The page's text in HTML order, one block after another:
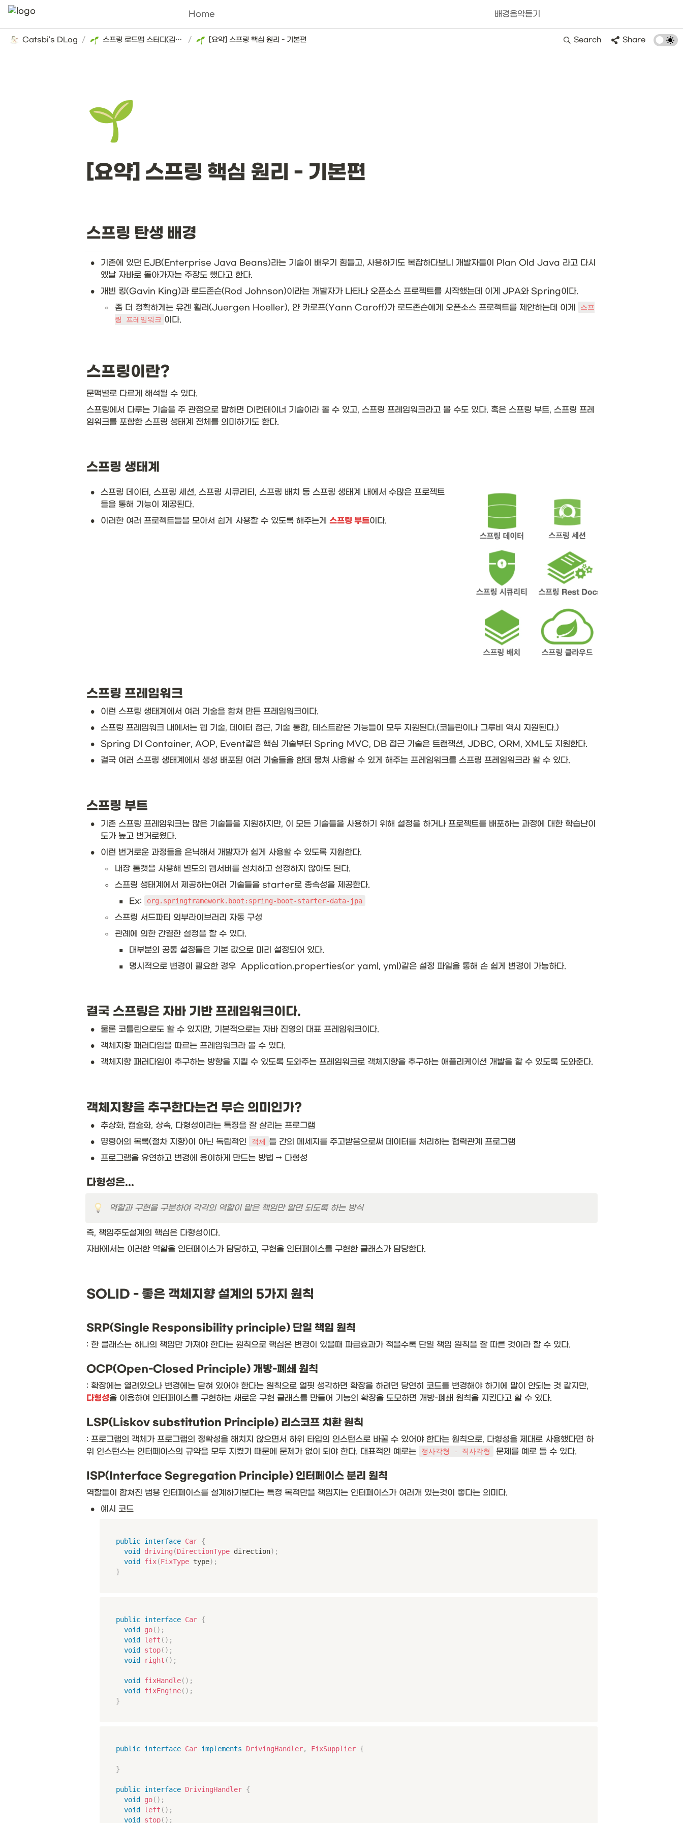
Home 배경음악듣기
Catsbi's DLog / 스프링 로드맵 스터디(김영한) / [요약] 스프링 핵심 원리 - 기본편 Search Share
🌱
[요약] 스프링 핵심 원리 - 기본편
스프링 탄생 배경
•
기존에 있던 EJB(Enterprise Java Beans)라는 기술이 배우기 힘들고, 사용하기도 복잡하다보니 개발자들이 Plan Old Java 라고 다시
옜날 자바로 돌아가자는 주장도 했다고 한다.
• 개빈 킹(Gavin King)과 로드존슨(Rod Johnson)이라는 개발자가 나타나 오픈소스 프로젝트를 시작했는데 이게 JPA와 Spring이다.
◦ 좀 더 정확하게는 유겐 휠러(Juergen Hoeller), 얀 카로프(Yann Caroff)가 로드존슨에게 오픈소스 프로젝트를 제안하는데 이게
스프
링 프레임워크 이다.
스프링이란?
문맥별로 다르게 해석될 수 있다.
스프링에서 다루는 기술을 주 관점으로 말하면 DI컨테이너 기술이라 볼 수 있고, 스프링 프레임워크라고 볼 수도 있다. 혹은 스프링 부트, 스프링 프레
임워크를 포함한 스프링 생태계 전체를 의미하기도 한다.
스프링 생태계
•
스프링 데이터, 스프링 세션, 스프링 시큐리티, 스프링 배치 등 스프링 생태계 내에서 수많은 프로젝트
들을 통해 기능이 제공된다.
• 이러한 여러 프로젝트들을 모아서 쉽게 사용할 수 있도록 해주는게 스프링 부트이다.
스프링 프레임워크
• 이런 스프링 생태계에서 여러 기술을 합쳐 만든 프레임워크이다.
• 스프링 프레임워크 내에서는 웹 기술, 데이터 접근, 기술 통합, 테스트같은 기능들이 모두 지원된다.(코틀린이나 그루비 역시 지원된다.)
• Spring DI Container, AOP, Event같은 핵심 기술부터 Spring MVC, DB 접근 기술은 트랜잭션, JDBC, ORM, XML도 지원한다.
• 결국 여러 스프링 생태계에서 생성 배포된 여러 기술들을 한데 뭉쳐 사용할 수 있게 해주는 프레임워크를 스프링 프레임워크라 할 수 있다.
스프링 부트
•
기존 스프링 프레임워크는 많은 기술들을 지원하지만, 이 모든 기술들을 사용하기 위해 설정을 하거나 프로젝트를 배포하는 과정에 대한 학습난이
도가 높고 번거로웠다.
• 이런 번거로운 과정들을 은닉해서 개발자가 쉽게 사용할 수 있도록 지원한다.
◦ 내장 톰캣을 사용해 별도의 웹서버를 설치하고 설정하지 않아도 된다.
◦ 스프링 생태계에서 제공하는여러 기술들을 starter로 종속성을 제공한다.
▪ Ex: org.springframework.boot:spring-boot-starter-data-jpa
◦ 스프링 서드파티 외부라이브러리 자동 구성
◦ 관례에 의한 간결한 설정을 할 수 있다.
▪ 대부분의 공통 설정들은 기본 값으로 미리 설정되어 있다.
▪ 명시적으로 변경이 필요한 경우  Application.properties(or yaml, yml)같은 설정 파일을 통해 손 쉽게 변경이 가능하다.
결국 스프링은 자바 기반 프레임워크이다.
• 물론 코틀린으로도 할 수 있지만, 기본적으로는 자바 진영의 대표 프레임워크이다.
• 객체지향 패러다임을 따르는 프레임워크라 볼 수 있다.
• 객체지향 패러다임이 추구하는 방향을 지킬 수 있도록 도와주는 프레임워크로 객체지향을 추구하는 애플리케이션 개발을 할 수 있도록 도와준다.
객체지향을 추구한다는건 무슨 의미인가?
• 추상화, 캡슐화, 상속, 다형성이라는 특징을 잘 살리는 프로그램
• 명령어의 목록(절차 지향)이 아닌 독립적인 객체 들 간의 메세지를 주고받음으로써 데이터를 처리하는 협력관계 프로그램
• 프로그램을 유연하고 변경에 용이하게 만드는 방법 → 다형성
다형성은...
역할과 구현을 구분하여 각각의 역할이 맡은 책임만 알면 되도록 하는 방식
즉, 책임주도설계의 핵심은 다형성이다.
자바에서는 이러한 역할을 인터페이스가 담당하고, 구현을 인터페이스를 구현한 클래스가 담당한다.
SOLID - 좋은 객체지향 설계의 5가지 원칙
SRP(Single Responsibility principle) 단일 책임 원칙
: 한 클래스는 하나의 책임만 가져야 한다는 원칙으로 핵심은 변경이 있을때 파급효과가 적을수록 단일 책임 원칙을 잘 따른 것이라 할 수 있다.
OCP(Open-Closed Principle) 개방-폐쇄 원칙
다형성을 이용하여 인터페이스를 구현하는 새로운 구현 클래스를 만들어 기능의 확장을 도모하면 개방-폐쇄 원칙을 지킨다고 할 수 있다.
LSP(Liskov substitution Principle) 리스코프 치환 원칙
: 프로그램의 객체가 프로그램의 정확성을 해치지 않으면서 하위 타입의 인스턴스로 바꿀 수 있어야 한다는 원칙으로, 다형성을 제대로 사용했다면 하
위 인스턴스는 인터페이스의 규약을 모두 지켰기 때문에 문제가 없이 되야 한다. 대표적인 예로는
정사각형 - 직사각형 문제를 예로 들 수 있다.
ISP(Interface Segregation Principle) 인터페이스 분리 원칙
역할들이 합쳐진 범용 인터페이스를 설계하기보다는 특정 목적만을 책임지는 인터페이스가 여러개 있는것이 좋다는 의미다.
• 예시 코드
public interface Car {
void
driving (DirectionType direction) ;
void
fix(FixType type) ;
}
public interface Car {
void
go( ) ;
void
left ( ) ;
void
stop( ) ;
void
right ( ) ;
void fixHandle( ) ;
void
fixEngine( ) ;
}
public interface Car implements DrivingHandler, FixSupplier {
}
public interface DrivingHandler {
void
go( ) ;
void
left ( ) ;
void
stop( ) ;